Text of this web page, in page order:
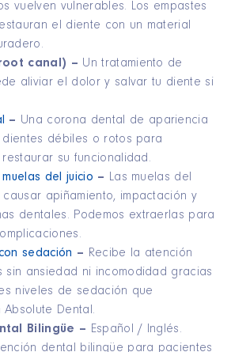
vuelven vulnerables. Los empastes
el diente con un material
canal) – Un tratamiento de
aliviar el dolor y salvar tu diente si
– Una corona dental de apariencia
débiles o rotos para
su funcionalidad.
del juicio – Las muelas del
apiñamiento, impactación y
dentales. Podemos extraerlas para
sedación – Recibe la atención
sin ansiedad ni incomodidad gracias
niveles de sedación que
Dental.
Bilingüe – Español / Inglés.
dental bilingüe para pacientes